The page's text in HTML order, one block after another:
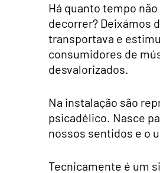
Há quanto tempo
decorrer? Deixámos
transportava e
consumidores de
desvalorizados.
Na instalação são
psicadélico. Nasce
nossos sentidos e o
Tecnicamente é um